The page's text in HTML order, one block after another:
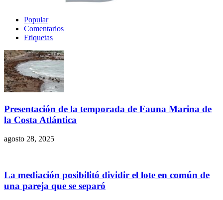
Popular
Comentarios
Etiquetas
Presentación de la temporada de Fauna Marina de
la Costa Atlántica
agosto 28, 2025
La mediación posibilitó dividir el lote en común de
una pareja que se separó